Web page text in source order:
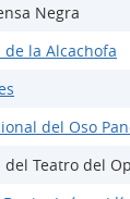
Negra
la Alcachofa
del Oso
del Teatro del